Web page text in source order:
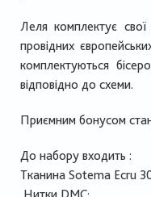
Леля комплектує свої
провідних
комплектуються
відповідно до схеми.
Приємним бонусом
До набору входить :
Тканина Sotema Ecru